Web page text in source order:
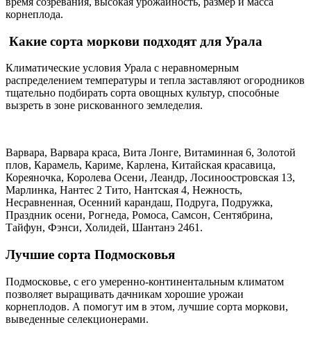
корнеплода.
Какие сорта моркови подходят для Урала
Климатические условия Урала с неравномерным
распределением температуры и тепла заставляют огородников
тщательно подбирать сорта овощных культур, способные
вызреть в зоне рискованного земледелия.
Варвара, Варвара краса, Вита Лонге, Витаминная 6, Золотой
плов, Карамель, Кариме, Карлена, Китайская красавица,
Кореяночка, Королева Осени, Леандр, Лосиноостровская 13,
Марлинка, Нантес 2 Тито, Нантская 4, Нежность,
Несравненная, Осенний карандаш, Подруга, Подружка,
Праздник осени, Рогнеда, Ромоса, Самсон, Сентябрина,
Тайфун, Фэнси, Холидей, Шантанэ 2461.
Лучшие сорта Подмосковья
Подмосковье, с его умеренно-континентальным климатом
позволяет выращивать дачникам хорошие урожаи
корнеплодов. А помогут им в этом, лучшие сорта моркови,
выведенные селекционерами.